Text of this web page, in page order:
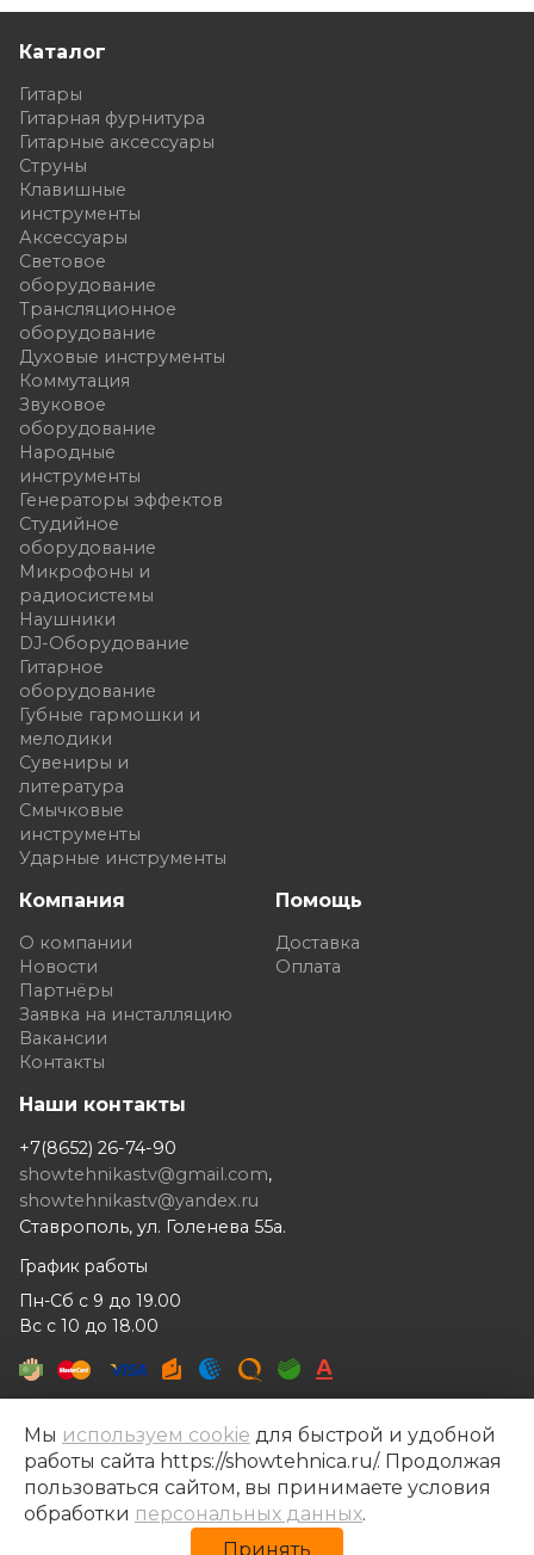
Каталог
Гитары
Гитарная фурнитура
Гитарные аксессуары
Струны
Клавишные
инструменты
Аксессуары
Световое
оборудование
Трансляционное
оборудование
Духовые инструменты
Коммутация
Звуковое
оборудование
Народные
инструменты
Генераторы эффектов
Студийное
оборудование
Микрофоны и
радиосистемы
Наушники
DJ-Оборудование
Гитарное
оборудование
Губные гармошки и
мелодики
Сувениры и
литература
Смычковые
инструменты
Ударные инструменты
Компания
О компании
Новости
Партнёры
Заявка на инсталляцию
Вакансии
Контакты
Помощь
Доставка
Оплата
Наши контакты
+7(8652) 26-74-90
showtehnikastv@gmail.com,
showtehnikastv@yandex.ru
Ставрополь, ул. Голенева 55а.
График работы
Пн-Сб с 9 до 19.00
Вс с 10 до 18.00
Шоутехника © 2014- 2026
Разработка сайта —Рекламный контент
Политика конфиденциальности
Мы используем cookie для быстрой и удобной
работы сайта https://showtehnica.ru/. Продолжая
пользоваться сайтом, вы принимаете условия
обработки персональных данных.
Принять